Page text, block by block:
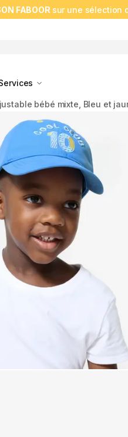
FABOOR sur une sélection
bébé mixte, Bleu et